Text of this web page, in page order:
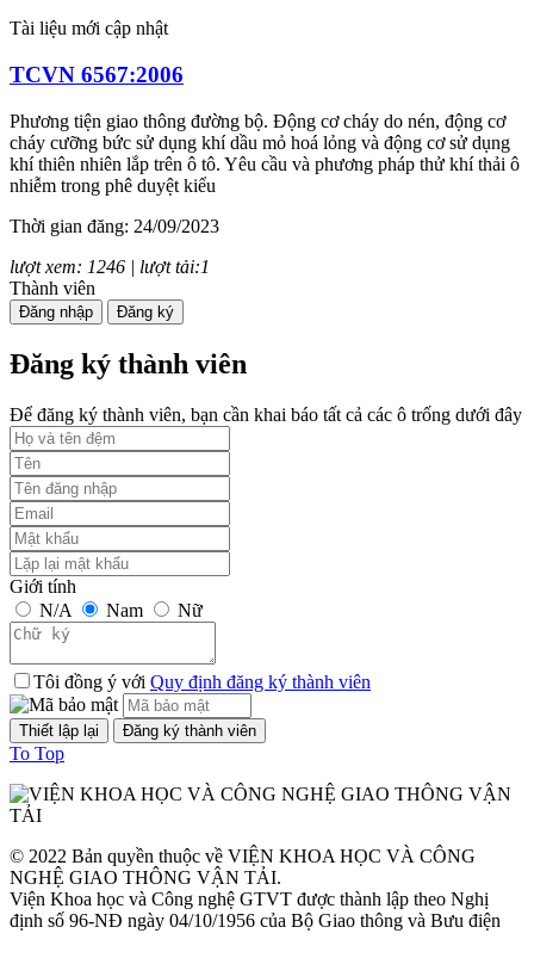
Tài liệu mới cập nhật
TCVN 6567:2006
Phương tiện giao thông đường bộ. Động cơ cháy do nén, động cơ
cháy cưỡng bức sử dụng khí dầu mỏ hoá lỏng và động cơ sử dụng
khí thiên nhiên lắp trên ô tô. Yêu cầu và phương pháp thử khí thải ô
nhiễm trong phê duyệt kiểu
Thời gian đăng: 24/09/2023
lượt xem: 1246 | lượt tải:1
TCVN 7880:2008
Phương tiện giao thông đường bộ. Tiếng ồn phát ra từ ô tô. Yêu cầu
và phương pháp thử trong phê duyệt kiểu
Thời gian đăng: 24/09/2023
lượt xem: 1247 | lượt tải:1
TCVN 6723:2000
Phương tiện giao thông đường bộ. Ô tô khách cỡ nhỏ. Yêu cầu về
cấu tạo trong công nhận kiểu.
Thời gian đăng: 08/08/2026
TCVN 6724:20001
Phương tiện giao thông đường bộ. Ô tô khách cỡ lớn. Yêu cầu về
cấu tạo chung trong công nhận kiểu
Thời gian đăng: 08/08/2026
lượt xem: 1144 | lượt tải:0
TCVN 6565:2006
Thành viên
Đăng nhập Đăng ký
Đăng ký thành viên
Để đăng ký thành viên, bạn cần khai báo tất cả các ô trống dưới đây
Giới tính
N/A
Nam Nữ
Tôi đồng ý với Quy định đăng ký thành viên
To Top
© 2022 Bản quyền thuộc về VIỆN KHOA HỌC VÀ CÔNG
NGHỆ GIAO THÔNG VẬN TẢI.
Viện Khoa học và Công nghệ GTVT được thành lập theo Nghị
định số 96-NĐ ngày 04/10/1956 của Bộ Giao thông và Bưu điện